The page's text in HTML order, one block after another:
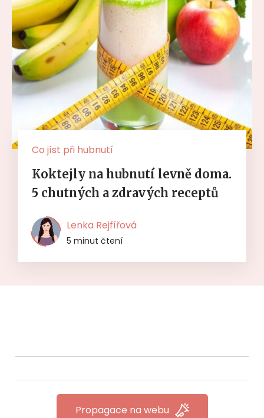
Co jíst při hubnutí
Koktejly na hubnutí levně doma.
5 chutných a zdravých receptů
Lenka Rejfířová
5 minut čtení
Propagace na webu